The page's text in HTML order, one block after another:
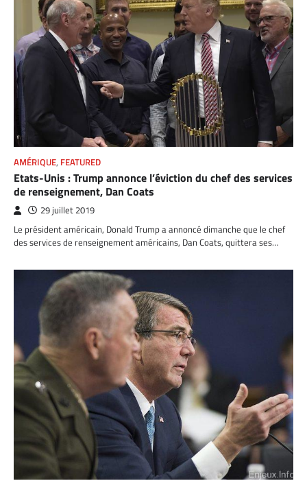
AMÉRIQUE, FEATURED
Etats-Unis : Trump annonce l’éviction du chef des services
de renseignement, Dan Coats
29 juillet 2019
Le président américain, Donald Trump a annoncé dimanche que le chef
des services de renseignement américains, Dan Coats, quittera ses…